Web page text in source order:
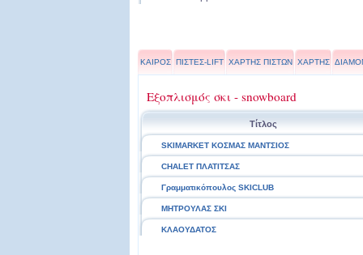
ΚΑΙΡΟΣ ΠΙΣΤΕΣ-LIFT ΧΑΡΤΗΣ ΠΙΣΤΩΝ ΧΑΡΤΗΣ
Εξοπλισμός σκι - snowboard
Τίτλος
SKIMARKET ΚΟΣΜΑΣ ΜΑΝΤΣΙΟΣ
CHALET ΠΛΑΤΙΤΣΑΣ
Γραμματικόπουλος SKICLUB
ΜΗΤΡΟΥΛΑΣ ΣΚΙ
ΚΛΑΟΥΔΑΤΟΣ